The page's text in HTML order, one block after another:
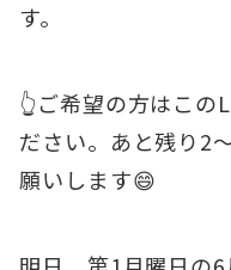
す。
👆ご希望の方はこの
ださい。あと残り2
願いします😄